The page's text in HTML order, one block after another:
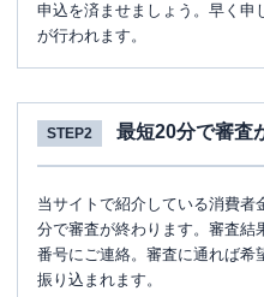
申込を済ませましょう。早く申
が行われます。
STEP2 最短20分で審査
当サイトで紹介している消費者
分で審査が終わります。審査結
番号にご連絡。審査に通れば希
振り込まれます。